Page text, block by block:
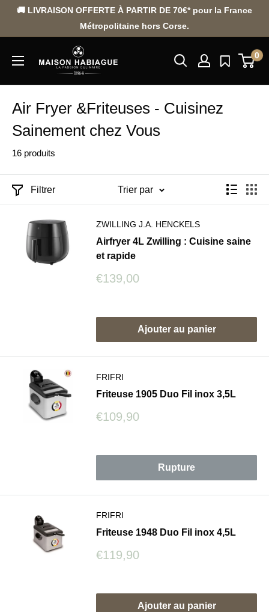
Passer🚚 LIVRAISON OFFERTE À PARTIR DE 70€* pour la France
Métropolitaine hors Corse.
0
Air Fryer &Friteuses - Cuisinez
Sainement chez Vous
16 produits
Filtrer Trier par
ZWILLING J.A. HENCKELS
Airfryer 4L Zwilling : Cuisine saine
et rapide
Prix
€139,00
Ajouter au panier
FRIFRI
Friteuse 1905 Duo Fil inox 3,5L
Prix
€109,90
Rupture
FRIFRI
Friteuse 1948 Duo Fil inox 4,5L
Prix
€119,90
Ajouter au panier